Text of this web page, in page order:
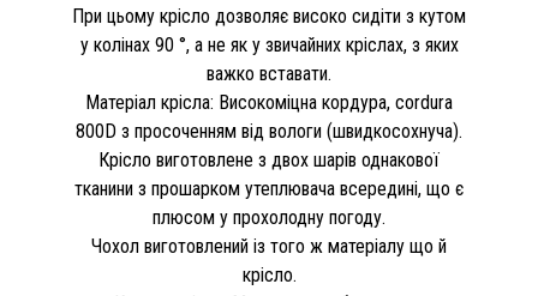
При цьому крісло дозволяє високо сидіти з кутом
у колінах 90 °, а не як у звичайних кріслах, з яких
важко вставати.
Матеріал крісла: Високоміцна кордура, cordura
800D з просоченням від вологи (швидкосохнуча).
Крісло виготовлене з двох шарів однакової
тканини з прошарком утеплювача всередині, що є
плюсом у прохолодну погоду.
Чохол виготовлений із того ж матеріалу що й
крісло.